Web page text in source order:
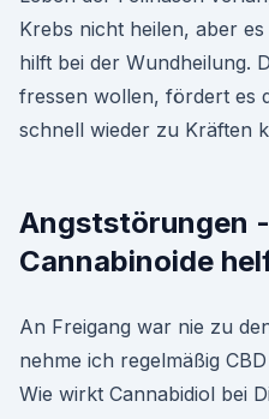
Krebs nicht heilen, aber
hilft bei der Wundheilung.
fressen wollen, fördert es
schnell wieder zu Kräften
Angststörungen
Cannabinoide
An Freigang war nie zu
nehme ich regelmäßig
Wie wirkt Cannabidiol bei